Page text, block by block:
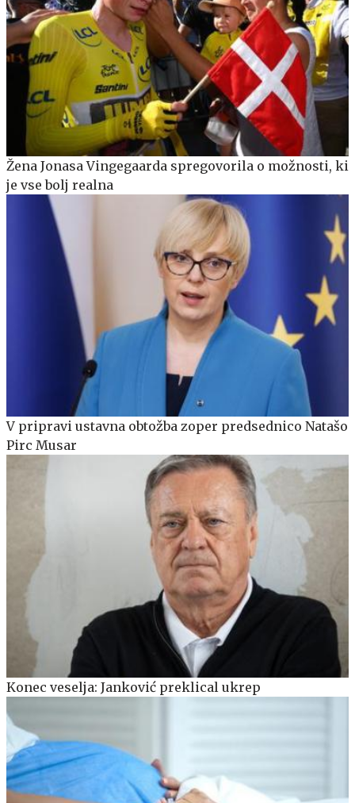
Žena Jonasa Vingegaarda spregovorila o možnosti, ki
je vse bolj realna
V pripravi ustavna obtožba zoper predsednico Natašo
Pirc Musar
Konec veselja: Janković preklical ukrep